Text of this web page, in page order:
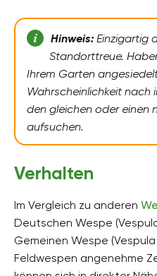
Hinweis:Einzigartig
Standorttreue.
Ihrem Garten
Wahrscheinlichkeit nach
den gleichen oder einen
aufsuchen.
Verhalten
Im Vergleich zu anderen
Deutschen Wespe
Gemeinen Wespe
Feldwespen angenehme